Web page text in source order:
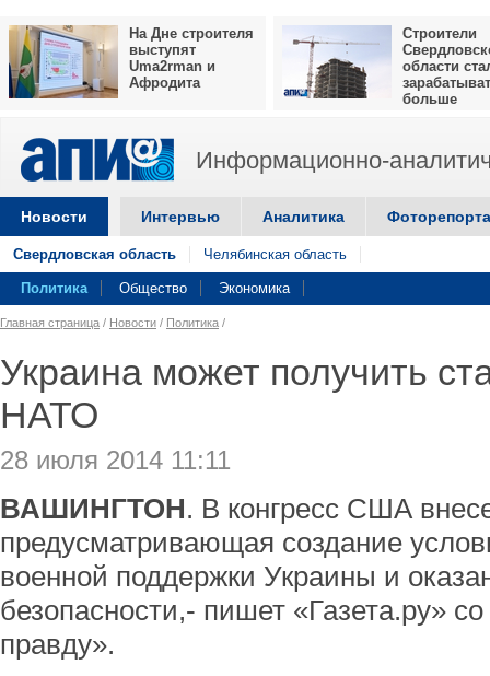
На Дне строителя
выступят
Uma2rman и
Афродита
Строители
области
больше
Информационно-
Новости Интервью Аналитика
Свердловская область Челябинская область
Политика Общество Экономика
Главная страница / Новости / Политика /
Украина может получить
НАТО
28 июля 2014 11:11
ВАШИНГТОН. В конгресс США
предусматривающая создание
военной поддержки Украины и
безопасности,- пишет «Газета.ру»
правду».